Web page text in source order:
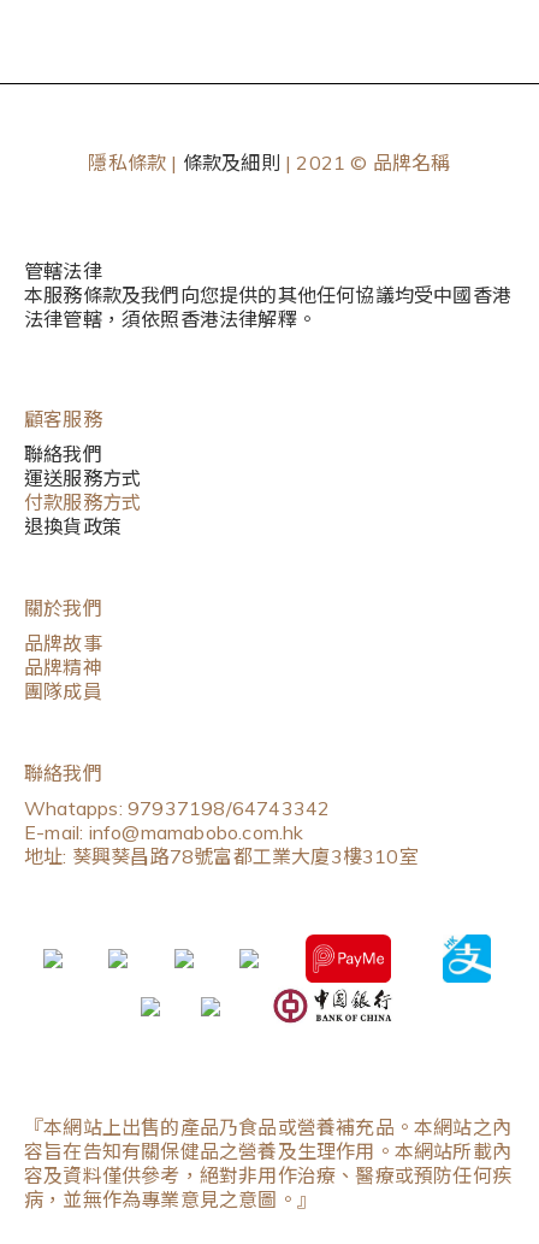
隱私條款 | 條款及細則 | 2021 © 品牌名稱
管轄法律
本服務條款及我們向您提供的其他任何協議均受中國香港
法律管轄，須依照香港法律解釋。
顧客服務
聯絡我們
運送服務方式
付款服務方式
退換貨政策
關於我們
品牌故事
品牌精神
團隊成員
聯絡我們
Whatapps: 97937198/64743342
E-mail: info@mamabobo.com.hk
地址: 葵興葵昌路78號富都工業大廈3樓310室
『本網站上出售的產品乃食品或營養補充品。本網站之內
容旨在告知有關保健品之營養及生理作用。本網站所載內
容及資料僅供參考，絕對非用作治療、醫療或預防任何疾
病，並無作為專業意見之意圖。』